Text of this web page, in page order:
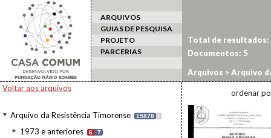
ARQUIVOS
GUIAS DE PESQUISA
PROJETO
PARCERIAS
Voltar aos arquivos
Arquivo da Resistência Timorense 15878 I
1973 e anteriores 6 7
Total de resultados:
Documentos: 5
Arquivos >Arquivo
ordenar